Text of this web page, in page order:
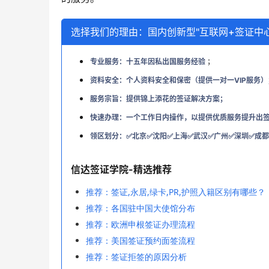
选择我们的理由：国内创新型"互联网+签证中
专业服务：十五年因私出国服务经验 ；
资料安全：个人资料安全和保密（提供一对一VIP服务）
服务宗旨：提供锦上添花的签证解决方案；
快速办理：一个工作日内操作，以提供优质服务提升出签
领区划分：✅北京✅沈阳✅上海✅武汉✅广州✅深圳✅成都
信达签证学院-精选推荐
推荐：签证,永居,绿卡,PR,护照入籍区别有哪些？
推荐：各国驻中国大使馆分布
推荐：欧洲申根签证办理流程
推荐：美国签证预约面签流程
推荐：签证拒签的原因分析